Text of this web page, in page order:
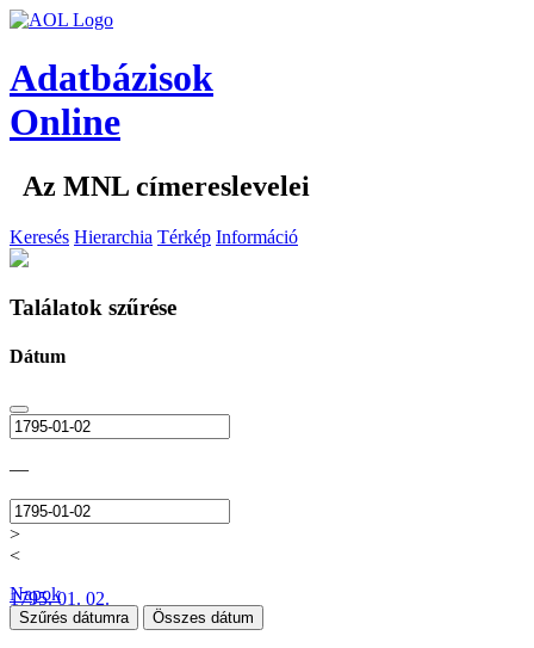
Adatbázisok
Online
Az MNL címereslevelei
Keresés Hierarchia Térkép Információ
Találatok szűrése
Dátum
—
>
<
1795. 01. 02.
Napok
Szűrés dátumra Összes dátum